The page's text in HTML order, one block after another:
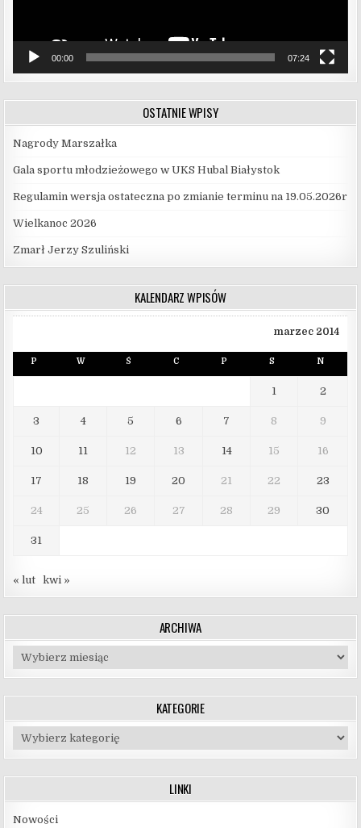
00:00 07:24
OSTATNIE WPISY
Nagrody Marszałka
Gala sportu młodzieżowego w UKS Hubal Białystok
Regulamin wersja ostateczna po zmianie terminu na 19.05.2026r
Wielkanoc 2026
Zmarł Jerzy Szuliński
KALENDARZ WPISÓW
marzec 2014
P W Ś C P S N
1 2
3 4 5 6 7 8 9
10 11 12 13 14 15 16
17 18 19 20 21 22 23
24 25 26 27 28 29 30
31
« lut kwi »
ARCHIWA
Archiwa
KATEGORIE
Kategorie
LINKI
Nowości